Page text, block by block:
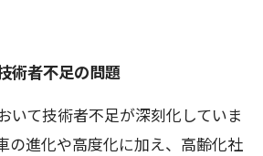
術者不足の問題
いて技術者不足が深刻化していま
の進化や高度化に加え、高齢化社